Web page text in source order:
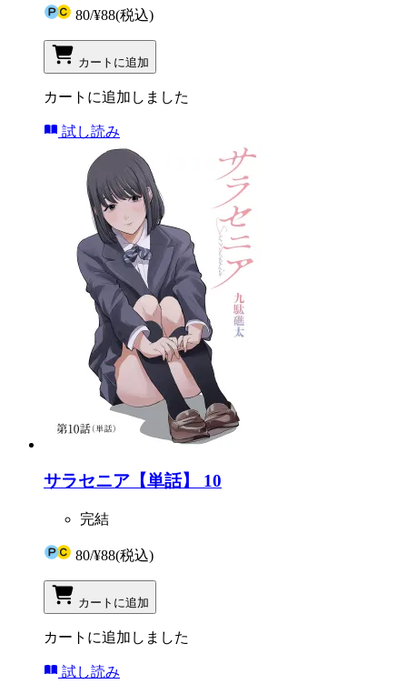
80/¥88(税込)
カートに追加
カートに追加しました
試し読み
サラセニア【単話】 10
完結
80/¥88(税込)
カートに追加
カートに追加しました
試し読み